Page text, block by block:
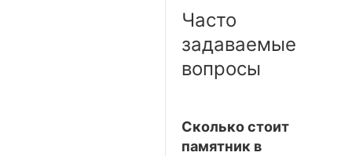
Часто
задаваемые
вопросы
Сколько стоит
памятник в